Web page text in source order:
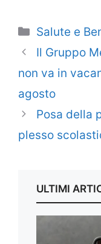
Categorie
Salute e
Il Gruppo
non va in
agosto
Posa della
plesso
ULTIMI